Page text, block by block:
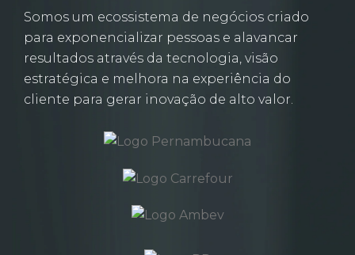
Somos um ecossistema de negócios criado
para exponencializar pessoas e alavancar
resultados através da tecnologia, visão
estratégica e melhora na experiência do
cliente para gerar inovação de alto valor.